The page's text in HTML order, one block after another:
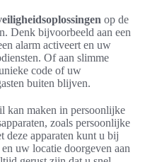
op de
Denk bijvoorbeeld aan een
alarm activeert en uw
Of aan slimme
code of uw
buiten blijven.
kan maken in persoonlijke
zoals persoonlijke
deze apparaten kunt u bij
uw locatie doorgeven aan